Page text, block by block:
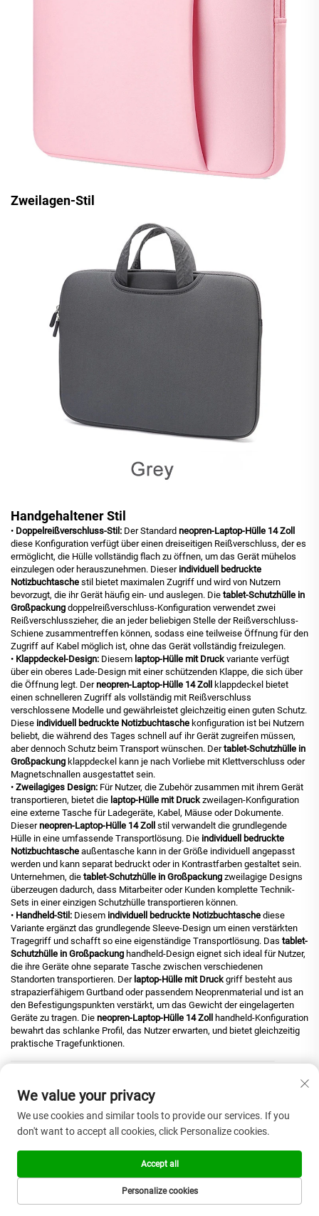
Zweilagen-Stil
Handgehaltener Stil
• Doppelreißverschluss-Stil: Der Standard neopren-Laptop-Hülle 14 Zoll
diese Konfiguration verfügt über einen dreiseitigen Reißverschluss, der es
ermöglicht, die Hülle vollständig flach zu öffnen, um das Gerät mühelos
einzulegen oder herauszunehmen. Dieser individuell bedruckte
Notizbuchtasche stil bietet maximalen Zugriff und wird von Nutzern
bevorzugt, die ihr Gerät häufig ein- und auslegen. Die tablet-Schutzhülle in
Großpackung doppelreißverschluss-Konfiguration verwendet zwei
Reißverschlusszieher, die an jeder beliebigen Stelle der Reißverschluss-
Schiene zusammentreffen können, sodass eine teilweise Öffnung für den
Zugriff auf Kabel möglich ist, ohne das Gerät vollständig freizulegen.
• Klappdeckel-Design: Diesem laptop-Hülle mit Druckvariante verfügt
über ein oberes Lade-Design mit einer schützenden Klappe, die sich über
die Öffnung legt. Derneopren-Laptop-Hülle 14 Zoll
klappdeckel bietet
einen schnelleren Zugriff als vollständig mit Reißverschluss
verschlossene Modelle und gewährleistet gleichzeitig einen guten Schutz.
Diese individuell bedruckte Notizbuchtasche konfiguration ist bei Nutzern
beliebt, die während des Tages schnell auf ihr Gerät zugreifen müssen,
aber dennoch Schutz beim Transport wünschen. Dertablet-Schutzhülle in
Großpackung klappdeckel kann je nach Vorliebe mit Klettverschluss oder
Magnetschnallen ausgestattet sein.
• Zweilagiges Design: Für Nutzer, die Zubehör zusammen mit ihrem Gerät
transportieren, bietet die laptop-Hülle mit Druckzweilagen-Konfiguration
eine externe Tasche für Ladegeräte, Kabel, Mäuse oder Dokumente.
Dieserneopren-Laptop-Hülle 14 Zoll stil verwandelt die grundlegende
Hülle in eine umfassende Transportlösung. Die individuell bedruckte
Notizbuchtasche außentasche kann in der Größe individuell angepasst
werden und kann separat bedruckt oder in Kontrastfarben gestaltet sein.
Unternehmen, die tablet-Schutzhülle in Großpackung zweilagige Designs
überzeugen dadurch, dass Mitarbeiter oder Kunden komplette Technik-
Sets in einer einzigen Schutzhülle transportieren können.
• Handheld-Stil: Diesem individuell bedruckte Notizbuchtasche diese
Variante ergänzt das grundlegende Sleeve-Design um einen verstärkten
Tragegriff und schafft so eine eigenständige Transportlösung. Das tablet-
Schutzhülle in Großpackung handheld-Design eignet sich ideal für Nutzer,
die ihre Geräte ohne separate Tasche zwischen verschiedenen
Standorten transportieren. Der laptop-Hülle mit Druckgriff besteht aus
strapazierfähigem Gurtband oder passendem Neoprenmaterial und ist an
den Befestigungspunkten verstärkt, um das Gewicht der eingelagerten
Geräte zu tragen. Die neopren-Laptop-Hülle 14 Zoll
handheld-Konfiguration
bewahrt das schlanke Profil, das Nutzer erwarten, und bietet gleichzeitig
praktische Tragefunktionen.
We value your privacy
We use cookies and similar tools to provide our services. If you
don't want to accept all cookies, click Personalize cookies.
Personalize cookies
Accept all